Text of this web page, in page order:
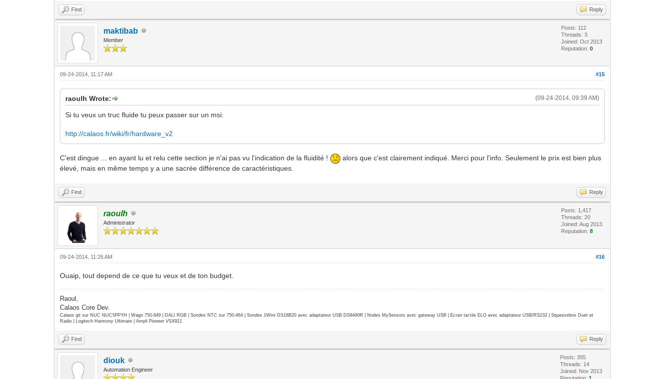
Find Reply
maktibab
Member
Posts: 112
Threads: 3
Joined: Oct 2013
Reputation:0
#15
09-24-2014, 11:17 AM
(09-24-2014, 09:39 AM)
raoulh Wrote:
Si tu veux un truc fluide tu peux passer sur un msi:
http://calaos.fr/wiki/fr/hardware_v2
C'est dingue ... en ayant lu et relu cette section je n'ai pas vu l'indication de la fluidité !
alors que c'est clairement indiqué. Merci pour l'info. Seulement le prix est bien plus
élevé, mais en même temps y a une sacrée différence de caractéristiques.
Find Reply
raoulh
Administrator
Posts: 1,417
Threads: 20
Joined: Aug 2013
Reputation:8
#16
09-24-2014, 11:26 AM
Ouaip, tout depend de ce que tu veux et de ton budget.
Raoul,
Calaos Core Dev.
Calaos git sur NUC NUC5PPYH | Wago 750-849 | DALI RGB | Sondes NTC sur 750-464 | Sondes 1Wire DS18B20 avec adaptateur USB DS9490R | Nodes MySensors avec gateway USB | Ecran tactile ELO avec adaptateur USB/RS232 | Squeezebox Duet et
Radio | Logitech Harmony Ultimate | Ampli Pioneer VSX921
Find Reply
diouk
Automation Engineer
Posts: 355
Threads: 14
Joined: Nov 2013